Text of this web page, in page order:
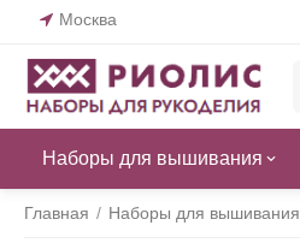
Москва
Наборы для вышивания
Главная / Наборы для вышивания